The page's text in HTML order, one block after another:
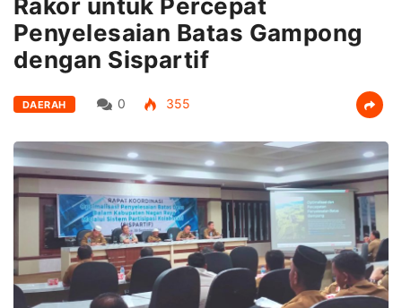
Rakor untuk Percepat
Penyelesaian Batas Gampong
dengan Sispartif
DAERAH 0 355